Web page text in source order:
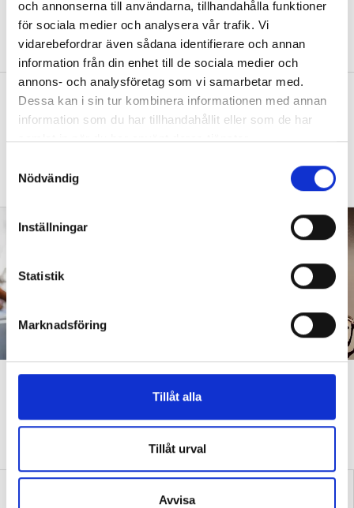
och annonserna till användarna, tillhandahålla funktioner
för sociala medier och analysera vår trafik. Vi
vidarebefordrar även sådana identifierare och annan
information från din enhet till de sociala medier och
annons- och analysföretag som vi samarbetar med.
Dessa kan i sin tur kombinera informationen med annan
information som du har tillhandahållit eller som de har
samlat in när du har använt deras tjänster.
k
e
s
Nödvändig
Inställningar
Statistik
Marknadsföring
Tillåt alla
Tillåt urval
Avvisa
damma, snygga upp i hallen, svara i telefon
eller ska jag vara närvarande tillsammans
med barnen?”
”Vad säger det om skolan när allt fler
barn behöver anpassas?”
DEBATT”Frågan är hur skolan kan ge plats åt
anpassas till skolan”.
”Att ställa krav är inte elakt”
snällt. Många gånger är det bara ett svek”, skriver Ulrica Björkblom
Agah om stöket i klassrummen.